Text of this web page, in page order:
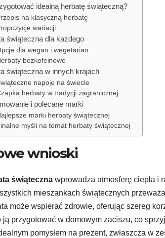
idealną herbatę świąteczną?
na klasyczną herbatę
wariacji
świąteczna dla każdego
dla wegan i wegetarian
bezkofeinowe
świąteczna w innych krajach
napoje na świecie
herbaty w tradycji zagranicznej
i polecane marki
marki herbaty świątecznej
myśli na temat herbaty świątecznej
wnioski
świąteczna wprowadza atmosferę ciepła i
mieszankach świątecznych
może wspierać zdrowie, oferując szereg
ją przygotować w domowym zaciszu, co
pomysłem na prezent, zwłaszcza w